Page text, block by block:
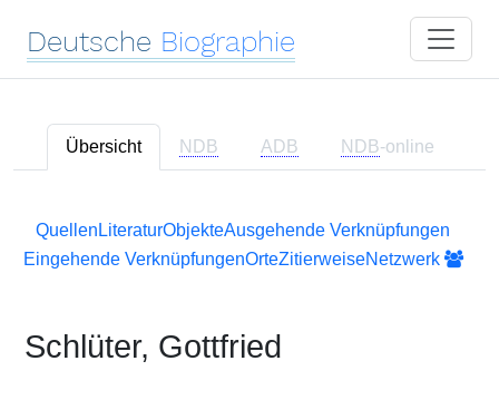
Deutsche Biographie
Übersicht NDB ADB NDB-online
Quellen LiteraturObjekteAusgehende Verknüpfungen
Eingehende VerknüpfungenOrteZitierweiseNetzwerk
Schlüter, Gottfried